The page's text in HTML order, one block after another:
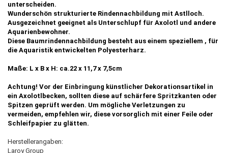
unterscheiden.
Wunderschön strukturierte Rindennachbildung mit Astlloch.
Ausgezeichnet geeignet als Unterschlupf für Axolotl und andere
Aquarienbewohner.
Diese Baumrindennachbildung besteht aus einem speziellem , für
die Aquaristik entwickelten Polyesterharz.
Maße: L x B x H: ca.22 x 11,7 x 7,5cm
Achtung! Vor der Einbringung künstlicher Dekorationsartikel in
ein Axolotlbecken, sollten diese auf schärfere Spritzkanten oder
Spitzen geprüft werden. Um mögliche Verletzungen zu
vermeiden, empfehlen wir, diese vorsorglich mit einer Feile oder
Schleifpapier zu glätten.
Herstellerangaben:
Laroy Group